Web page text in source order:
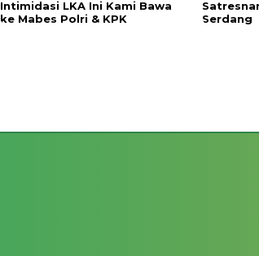
Intimidasi LKA Ini Kami Bawa
ke Mabes Polri & KPK
Serdang